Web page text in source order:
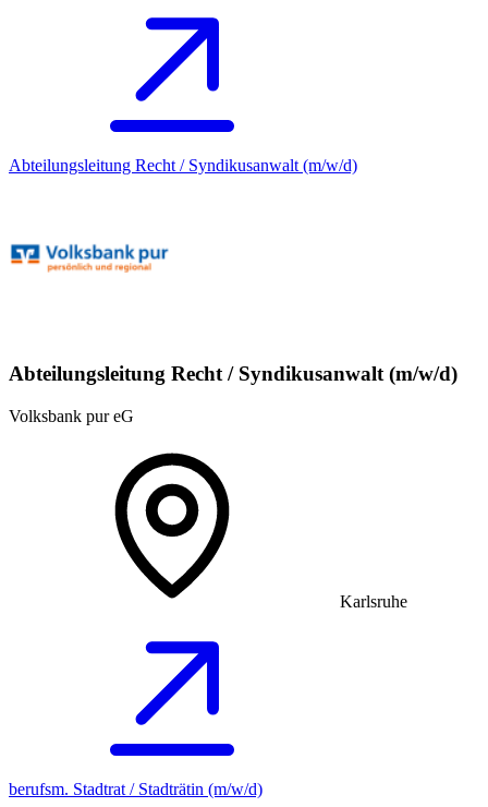
Abteilungsleitung Recht / Syndikusanwalt (m/w/d)
Abteilungsleitung Recht / Syndikusanwalt (m/w/d)
Volksbank pur eG
Karlsruhe
berufsm. Stadtrat / Stadträtin (m/w/d)